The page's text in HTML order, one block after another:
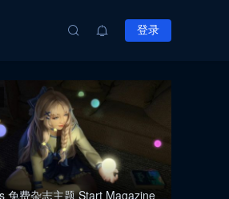
登录
免费杂志主题 Start Magazine